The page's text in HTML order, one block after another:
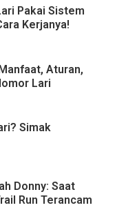
Pakai Sistem
Kerjanya!
Aturan,
Lari
Simak
Donny: Saat
Run Terancam